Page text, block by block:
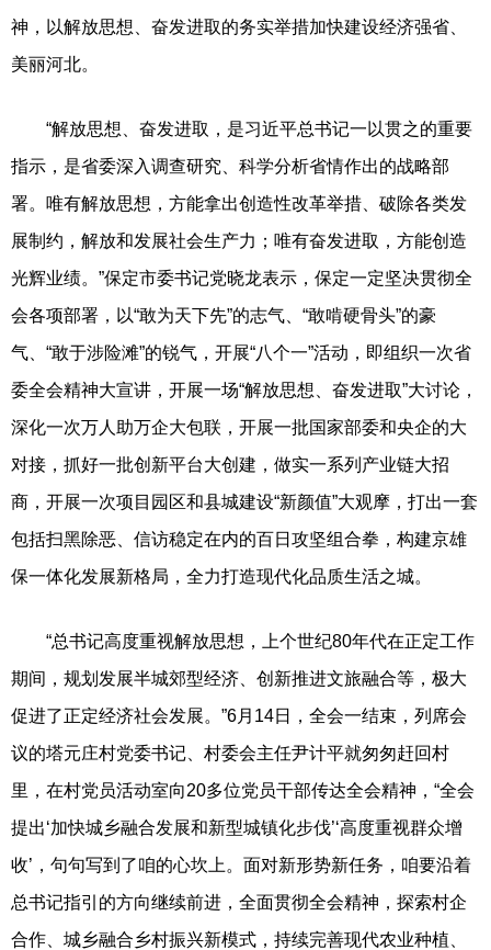
神，以解放思想、奋发进取的务实举措加快建设经济强省、
美丽河北。
“解放思想、奋发进取，是习近平总书记一以贯之的重要
指示，是省委深入调查研究、科学分析省情作出的战略部
署。唯有解放思想，方能拿出创造性改革举措、破除各类发
展制约，解放和发展社会生产力；唯有奋发进取，方能创造
光辉业绩。”保定市委书记党晓龙表示，保定一定坚决贯彻全
会各项部署，以“敢为天下先”的志气、“敢啃硬骨头”的豪
气、“敢于涉险滩”的锐气，开展“八个一”活动，即组织一次省
委全会精神大宣讲，开展一场“解放思想、奋发进取”大讨论，
深化一次万人助万企大包联，开展一批国家部委和央企的大
对接，抓好一批创新平台大创建，做实一系列产业链大招
商，开展一次项目园区和县城建设“新颜值”大观摩，打出一套
包括扫黑除恶、信访稳定在内的百日攻坚组合拳，构建京雄
保一体化发展新格局，全力打造现代化品质生活之城。
“总书记高度重视解放思想，上个世纪80年代在正定工作
期间，规划发展半城郊型经济、创新推进文旅融合等，极大
促进了正定经济社会发展。”6月14日，全会一结束，列席会
议的塔元庄村党委书记、村委会主任尹计平就匆匆赶回村
里，在村党员活动室向20多位党员干部传达全会精神，“全会
提出‘加快城乡融合发展和新型城镇化步伐’‘高度重视群众增
收’，句句写到了咱的心坎上。面对新形势新任务，咱要沿着
总书记指引的方向继续前进，全面贯彻全会精神，探索村企
合作、城乡融合乡村振兴新模式，持续完善现代农业种植、